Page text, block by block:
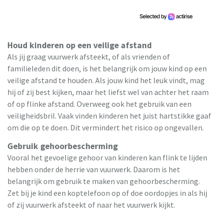
Houd kinderen op een veilige afstand
Als jij graag vuurwerk afsteekt, of als vrienden of
familieleden dit doen, is het belangrijk om jouw kind op een
veilige afstand te houden. Als jouw kind het leuk vindt, mag
hij of zij best kijken, maar het liefst wel van achter het raam
of op flinke afstand. Overweeg ook het gebruik van een
veiligheidsbril. Vaak vinden kinderen het juist hartstikke gaaf
om die op te doen. Dit vermindert het risico op ongevallen.
Gebruik gehoorbescherming
Vooral het gevoelige gehoor van kinderen kan flink te lijden
hebben onder de herrie van vuurwerk. Daarom is het
belangrijk om gebruik te maken van gehoorbescherming.
Zet bij je kind een koptelefoon op of doe oordopjes in als hij
of zij vuurwerk afsteekt of naar het vuurwerk kijkt.